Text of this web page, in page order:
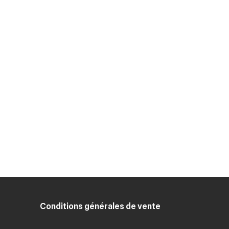
Conditions générales de vente